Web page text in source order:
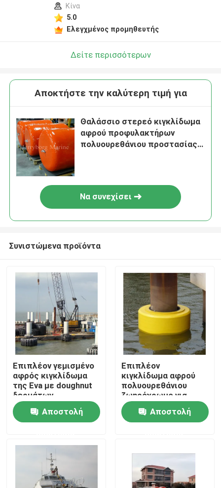
Σπίτι
Προϊόντα
Περίπου εμείς
Κίνα
5.0
Ελεγχμένος προμηθευτής
Δείτε περισσότερων
Αποκτήστε την καλύτερη τιμή για
Θαλάσσιο στερεό κιγκλίδωμα
αφρού προφυλακτήρων
πολυουρεθάνιου προστασίας
Να συνεχίσει
Συνιστώμενα προϊόντα
Επιπλέον γεμισμένο
αφρός κιγκλίδωμα
της Eva με doughnut
δερμάτων
πολυουρεθάνιου το
θαλάσσιο
ζωηρόχρωμο
Αποστολή
Επιπλέον
κιγκλίδωμα αφρού
πολυουρεθάνιου
ζωηρόχρωμο για
doughnut
προστασίας βαρκών
το επιπλέον
Αποστολή